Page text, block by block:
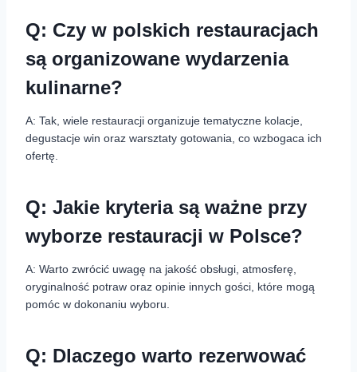
Q: Czy w polskich restauracjach
są organizowane wydarzenia
kulinarne?
A: Tak, wiele restauracji organizuje tematyczne kolacje,
degustacje win oraz warsztaty gotowania, co wzbogaca ich
ofertę.
Q: Jakie kryteria są ważne przy
wyborze restauracji w Polsce?
A: Warto zwrócić uwagę na jakość obsługi, atmosferę,
oryginalność potraw oraz opinie innych gości, które mogą
pomóc w dokonaniu wyboru.
Q: Dlaczego warto rezerwować